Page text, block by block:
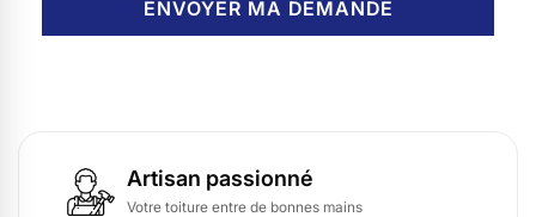
Artisan passionné
Votre toiture entre de bonnes mains